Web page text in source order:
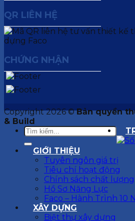
QR LIÊN HỆ
CHỨNG NHẬN
Copyright 2026 ©Bản quyền
& Build
GIỚI THIỆU
Tuyên ngôn giá trị
Tiêu chí hoạt động
Chính sách chất lượng
Hồ Sơ Năng Lực
Faco – Hành Trình 10
XÂY DỰNG
Biệt thự xây dựng